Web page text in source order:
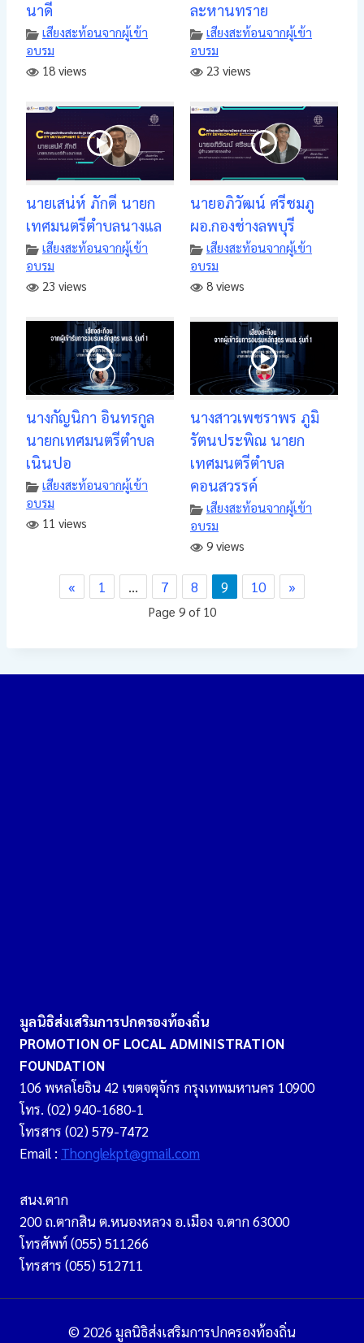
นาดี
เสียงสะท้อนจากผู้เข้า
อบรม
18 views
ละหานทราย
เสียงสะท้อนจากผู้เข้า
อบรม
23 views
นายเสน่ห์ ภักดี นายก
เทศมนตรีตำบลนางแล
เสียงสะท้อนจากผู้เข้า
อบรม
23 views
นายอภิวัฒน์ ศรีชมภู
ผอ.กองช่างลพบุรี
เสียงสะท้อนจากผู้เข้า
อบรม
8 views
นางกัญนิกา อินทรกูล
นายกเทศมนตรีตำบล
เนินปอ
เสียงสะท้อนจากผู้เข้า
อบรม
11 views
นางสาวเพชราพร ภูมิ
รัตนประพิณ นายก
เทศมนตรีตำบล
คอนสวรรค์
เสียงสะท้อนจากผู้เข้า
อบรม
9 views
« 1 … 7 8 9 10 »
Page 9 of 10
มูลนิธิส่งเสริมการปกครองท้องถิ่น
PROMOTION OF LOCAL ADMINISTRATION
FOUNDATION
106 พหลโยธิน 42 เขตจตุจักร กรุงเทพมหานคร 10900
โทร. (02) 940-1680-1
โทรสาร (02) 579-7472
Email : Thonglekpt@gmail.com
สนง.ตาก
200 ถ.ตากสิน ต.หนองหลวง อ.เมือง จ.ตาก 63000
โทรศัพท์ (055) 511266
โทรสาร (055) 512711
© 2026 มูลนิธิส่งเสริมการปกครองท้องถิ่น